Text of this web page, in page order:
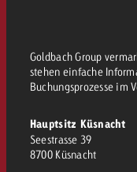
Goldbach Group
stehen einfache
Buchungsprozesse im
Hauptsitz Küsnacht
Seestrasse 39
8700 Küsnacht